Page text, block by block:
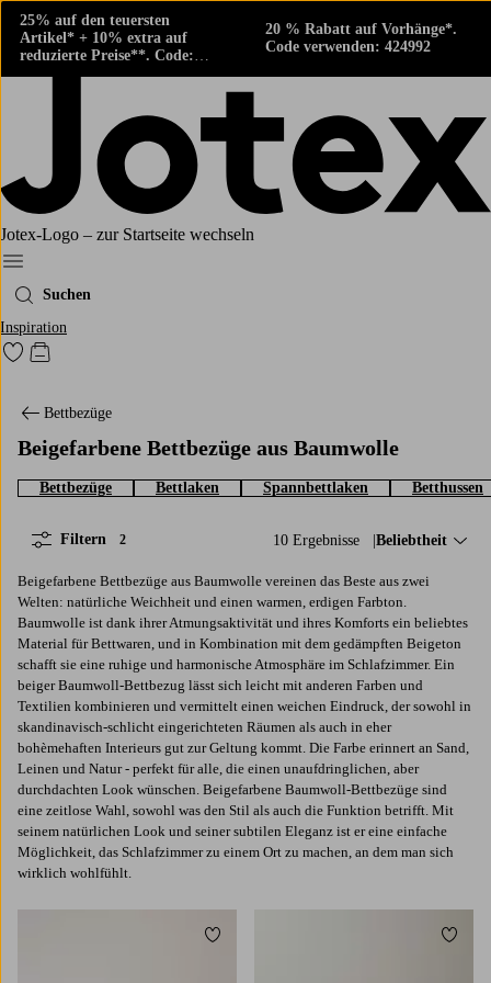
25% auf den teuersten
Artikel* + 10% extra auf
reduzierte Preise**. Code:
424882
20 % Rabatt auf Vorhänge*.
Code verwenden: 424992
Jotex-Logo – zur Startseite wechseln
Ellos‘ Menü
Suchen
Inspiration
Zu den als Favoriten markierten Produkten gehen
Zum Warenkorb
Bettbezüge
Beigefarbene Bettbezüge aus Baumwolle
Bettbezüge Bettlaken Spannbettlaken Betthussen
10 Ergebnisse Sortieren nach:
Beliebtheit
Filtern 2
Beigefarbene Bettbezüge aus Baumwolle vereinen das Beste aus zwei
Welten: natürliche Weichheit und einen warmen, erdigen Farbton.
Baumwolle ist dank ihrer Atmungsaktivität und ihres Komforts ein beliebtes
Material für Bettwaren, und in Kombination mit dem gedämpften Beigeton
schafft sie eine ruhige und harmonische Atmosphäre im Schlafzimmer. Ein
beiger Baumwoll-Bettbezug lässt sich leicht mit anderen Farben und
Textilien kombinieren und vermittelt einen weichen Eindruck, der sowohl in
skandinavisch-schlicht eingerichteten Räumen als auch in eher
bohèmehaften Interieurs gut zur Geltung kommt. Die Farbe erinnert an Sand,
Leinen und Natur - perfekt für alle, die einen unaufdringlichen, aber
durchdachten Look wünschen. Beigefarbene Baumwoll-Bettbezüge sind
eine zeitlose Wahl, sowohl was den Stil als auch die Funktion betrifft. Mit
seinem natürlichen Look und seiner subtilen Eleganz ist er eine einfache
Möglichkeit, das Schlafzimmer zu einem Ort zu machen, an dem man sich
wirklich wohlfühlt.
Zu Favoriten hinzufügen Zu